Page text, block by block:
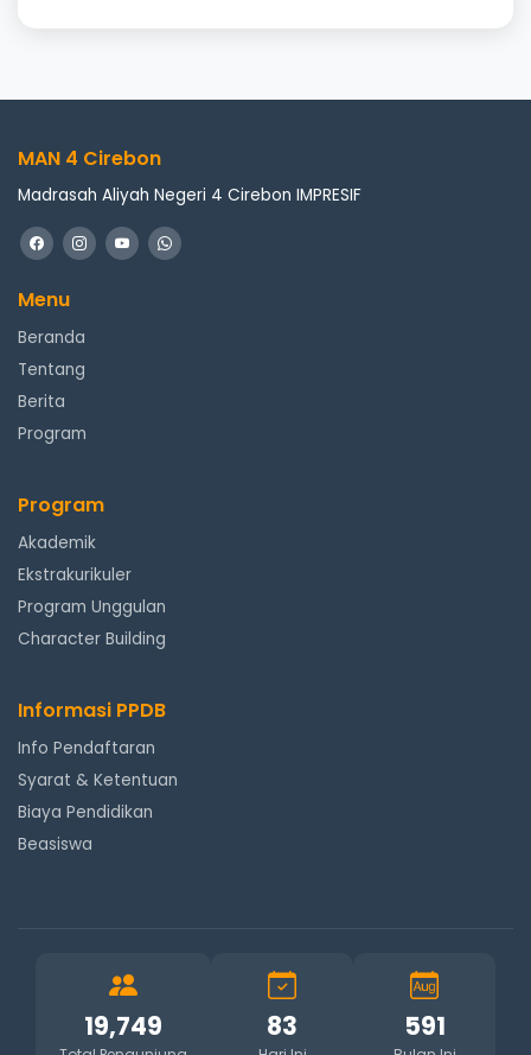
MAN 4 Cirebon
Madrasah Aliyah Negeri 4 Cirebon IMPRESIF
Menu
Beranda
Tentang
Berita
Program
Program
Akademik
Ekstrakurikuler
Program Unggulan
Character Building
Informasi PPDB
Info Pendaftaran
Syarat & Ketentuan
Biaya Pendidikan
Beasiswa
19,749 83 591